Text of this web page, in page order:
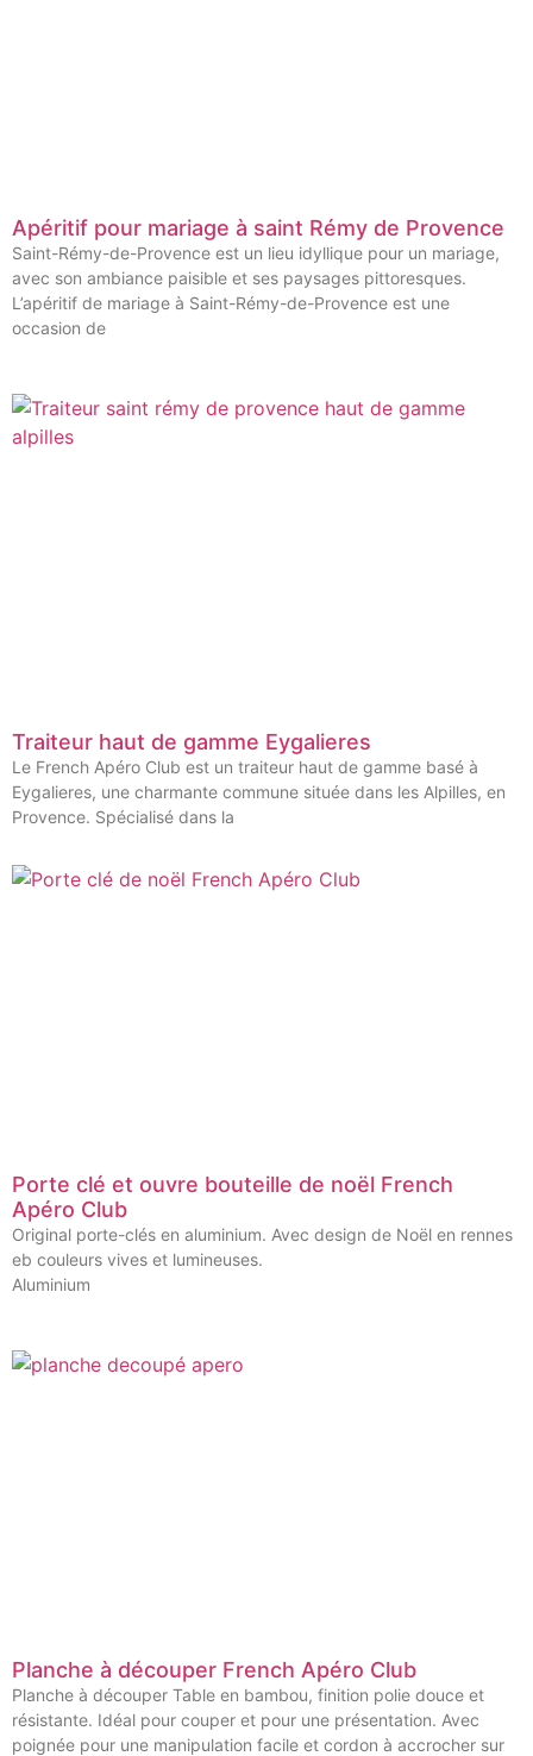
Apéritif pour mariage à saint Rémy de Provence
Saint-Rémy-de-Provence est un lieu idyllique pour un mariage,
avec son ambiance paisible et ses paysages pittoresques.
L’apéritif de mariage à Saint-Rémy-de-Provence est une
occasion de
Traiteur haut de gamme Eygalieres
Le French Apéro Club est un traiteur haut de gamme basé à
Eygalieres, une charmante commune située dans les Alpilles, en
Provence. Spécialisé dans la
Porte clé et ouvre bouteille de noël French
Apéro Club
Original porte-clés en aluminium. Avec design de Noël en rennes
eb couleurs vives et lumineuses.
Aluminium
Planche à découper French Apéro Club
Planche à découper Table en bambou, finition polie douce et
résistante. Idéal pour couper et pour une présentation. Avec
poignée pour une manipulation facile et cordon à accrocher sur